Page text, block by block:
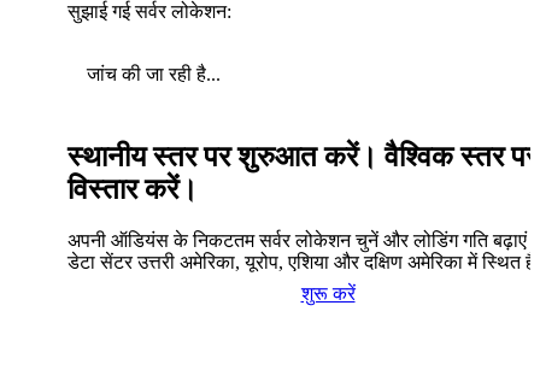
सुझाई गई सर्वर लोकेशन:
जांच की जा रही है...
स्थानीय स्तर पर शुरुआत करें। वैश्विक स्तर पर
विस्तार करें।
अपनी ऑडियंस के निकटतम सर्वर लोकेशन चुनें और लोडिंग गति बढ़ाएं।
डेटा सेंटर उत्तरी अमेरिका, यूरोप, एशिया और दक्षिण अमेरिका में स्थित
शुरू करें